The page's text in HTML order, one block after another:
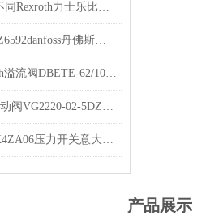
按照控制方式的不同Rexroth力士乐比例阀可以分为3大类别
原厂BO230C 018Z6592danfoss丹佛斯防爆线圈现货出售
出售力士乐rexroth溢流阀DBETE-62/100G24K
pneulead纽立得气动阀VG2220-02-5DZ原装出售
FOX压力传感器K4ZA06压力开关意大利选购
产品展示